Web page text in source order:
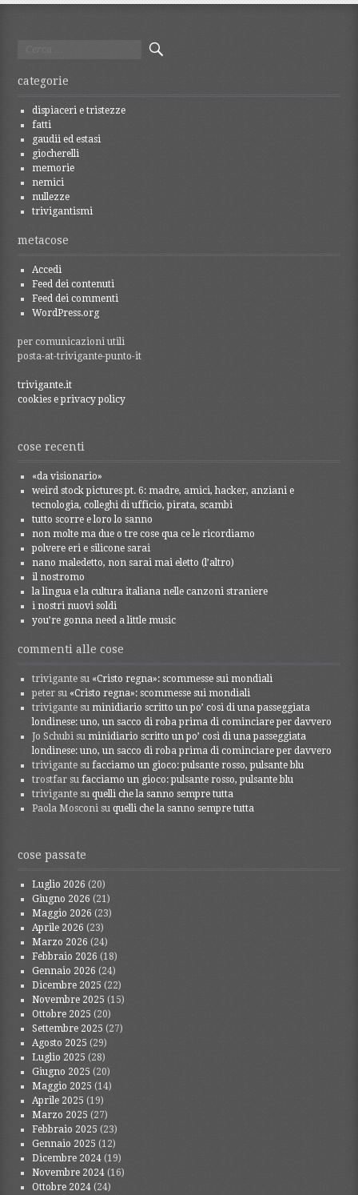
per:
categorie
dispiaceri e tristezze
fatti
gaudii ed estasi
giocherelli
memorie
nemici
nullezze
trivigantismi
metacose
Accedi
Feed dei contenuti
Feed dei commenti
WordPress.org
per comunicazioni utili
posta-at-trivigante-punto-it
trivigante.it
cookies e privacy policy
cose recenti
«da visionario»
weird stock pictures pt. 6: madre, amici, hacker, anziani e
tecnologia, colleghi di ufficio, pirata, scambi
tutto scorre e loro lo sanno
non molte ma due o tre cose qua ce le ricordiamo
polvere eri e silicone sarai
nano maledetto, non sarai mai eletto (l’altro)
il nostromo
la lingua e la cultura italiana nelle canzoni straniere
i nostri nuovi soldi
you’re gonna need a little music
commenti alle cose
trivigante su «Cristo regna»: scommesse sui mondiali
peter su «Cristo regna»: scommesse sui mondiali
trivigante suminidiario scritto un po’ così di una passeggiata
londinese: uno, un sacco di roba prima di cominciare per davvero
Jo Schubi suminidiario scritto un po’ così di una passeggiata
londinese: uno, un sacco di roba prima di cominciare per davvero
trivigante sufacciamo un gioco: pulsante rosso, pulsante blu
trostfar sufacciamo un gioco: pulsante rosso, pulsante blu
trivigante suquelli che la sanno sempre tutta
Paola Mosconi suquelli che la sanno sempre tutta
cose passate
Luglio 2026 (20)
Giugno 2026 (21)
Maggio 2026 (23)
Aprile 2026 (23)
Marzo 2026 (24)
Febbraio 2026 (18)
Gennaio 2026 (24)
Dicembre 2025 (22)
Novembre 2025 (15)
Ottobre 2025 (20)
Settembre 2025 (27)
Agosto 2025 (29)
Luglio 2025 (28)
Giugno 2025 (20)
Maggio 2025 (14)
Aprile 2025 (19)
Marzo 2025 (27)
Febbraio 2025 (23)
Gennaio 2025 (12)
Dicembre 2024 (19)
Novembre 2024 (16)
Ottobre 2024 (24)